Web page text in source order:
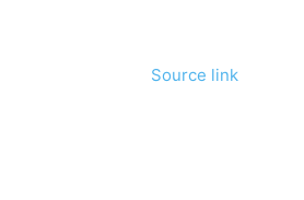
Source link